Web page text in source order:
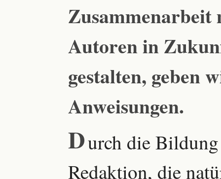
Zusammenarbeit
Autoren in
gestalten, geben
Anweisungen.
Durch die
Redaktion, die